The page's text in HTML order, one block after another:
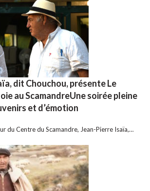
dit Chouchou, présente Le
au ScamandreUne soirée pleine
et d’émotion
du Centre du Scamandre, Jean-Pierre Isaïa,…